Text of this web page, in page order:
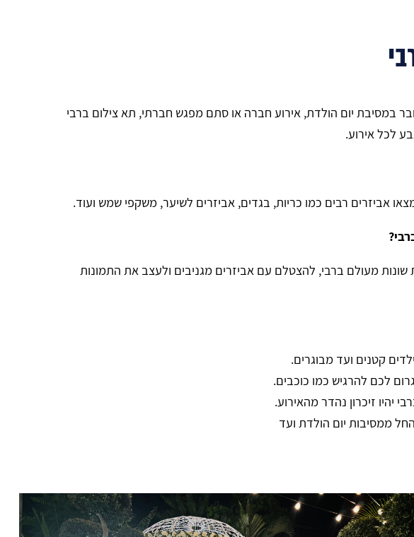
במסיבת יום הולדת, אירוע חברה או סתם מפגש חברתי, תא צילום ברבי
לכל אירוע.
אביזרים רבים כמו כריות, בגדים, אביזרים לשיער, משקפי שמש ועוד.
שונות מעולם ברבי, להצטלם עם אביזרים מגניבים ולעצב את התמונות
קטנים ועד מבוגרים.
לכם להרגיש כמו כוכבים.
יהיו זיכרון נהדר מהאירוע.
ממסיבות יום הולדת ועד